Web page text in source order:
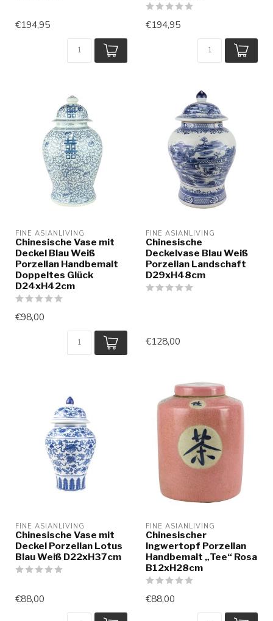
€194,95 €194,95
FINE ASIANLIVING
Chinesische Vase mit
Deckel Blau Weiß
Porzellan Handbemalt
Doppeltes Glück
D24xH42cm
€98,00
FINE ASIANLIVING
Chinesische
Deckelvase Blau Weiß
Porzellan Landschaft
D29xH48cm
€128,00
FINE ASIANLIVING
Chinesische Vase mit
Deckel Porzellan Lotus
Blau Weiß D22xH37cm
€88,00
FINE ASIANLIVING
Chinesischer
Ingwertopf Porzellan
Handbemalt „Tee“ Rosa
B12xH28cm
€88,00